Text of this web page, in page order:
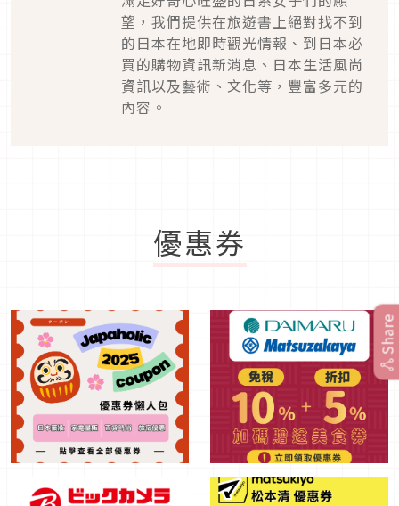
望，我們提供在旅遊書上絕對找不到
的日本在地即時觀光情報、到日本必
買的購物資訊新消息、日本生活風尚
資訊以及藝術、文化等，豐富多元的
內容。
優惠券
Share